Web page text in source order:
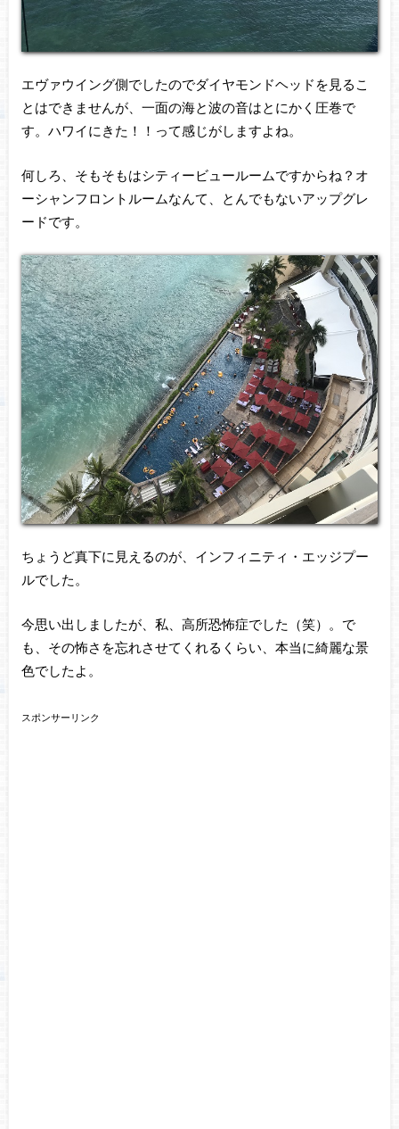
エヴァウイング側でしたのでダイヤモンドヘッドを見るこ
とはできませんが、一面の海と波の音はとにかく圧巻で
す。ハワイにきた！！って感じがしますよね。
何しろ、そもそもはシティービュールームですからね？オ
ーシャンフロントルームなんて、とんでもないアップグレ
ードです。
ちょうど真下に見えるのが、インフィニティ・エッジプー
ルでした。
今思い出しましたが、私、高所恐怖症でした（笑）。で
も、その怖さを忘れさせてくれるくらい、本当に綺麗な景
色でしたよ。
スポンサーリンク